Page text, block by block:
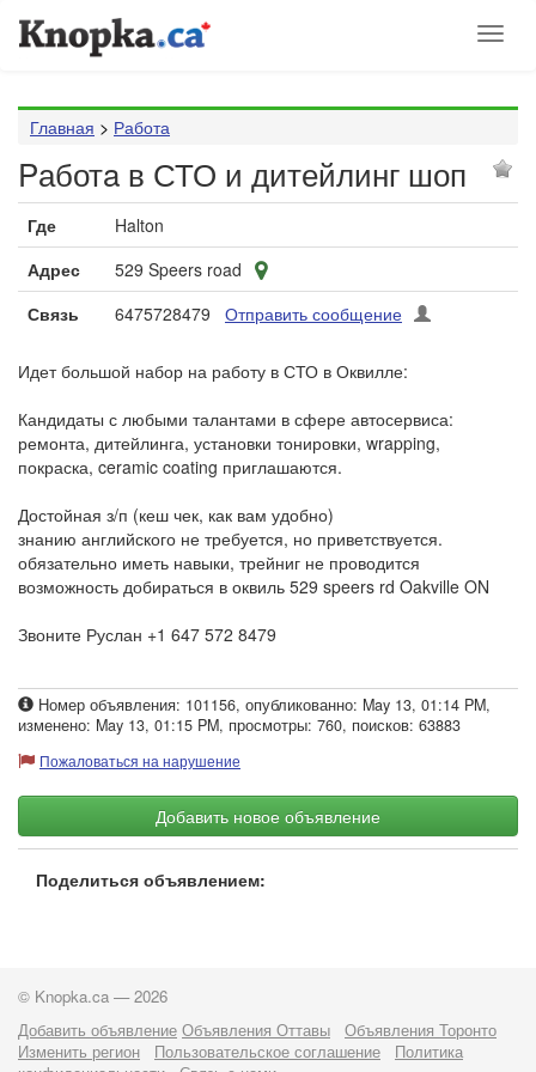
Главная > Работа
Pаботa в СТО и дитейлинг шоп
Где
Halton
Адрес
529 Speers road
Связь
6475728479 Отправить сообщение
Идет большой набор на работу в СТО в Оквилле:
Кандидаты с любыми талантами в сфере автосервиса:
ремонта, дитейлинга, установки тонировки, wrapping,
покраска, ceramic coating приглашаются.
Достойная з/п (кеш чек, как вам удобно)
знанию английского не требуется, но приветствуется.
обязательно иметь навыки, трейниг не проводится
возможность добираться в оквиль 529 speers rd Oakville ON
Звоните Руслан +1 647 572 8479
Номер объявления: 101156, опубликованно: May 13, 01:14 PM,
изменено: May 13, 01:15 PM, просмотры: 760, поисков: 63883
Пожаловаться на нарушение
Добавить новое объявление
Поделиться объявлением:
© Knopka.ca — 2026
Добавить объявление Объявления Оттавы
Объявления Торонто
Изменить регион
Пользовательское соглашение
Политика